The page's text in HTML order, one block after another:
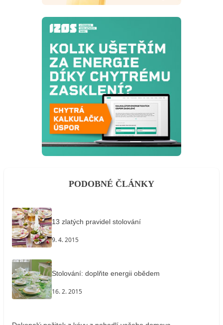
PODOBNÉ ČLÁNKY
13 zlatých pravidel stolování
9. 4. 2015
Stolování: doplňte energii obědem
16. 2. 2015